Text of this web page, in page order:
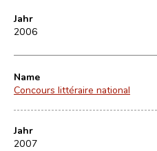
Jahr
2006
Name
Concours littéraire national
Jahr
2007